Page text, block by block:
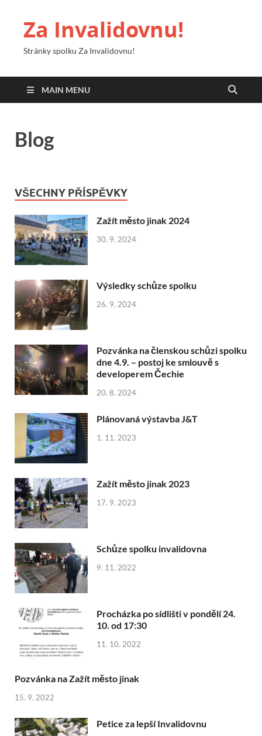
Za Invalidovnu!
Stránky spolku Za Invalidovnu!
MAIN MENU
Blog
VŠECHNY PŘÍSPĚVKY
Zažít město jinak 2024
30. 9. 2024
Výsledky schůze spolku
26. 9. 2024
Pozvánka na členskou schůzi spolku
dne 4.9. – postoj ke smlouvě s
developerem Čechie
20. 8. 2024
Plánovaná výstavba J&T
1. 11. 2023
Zažít město jinak 2023
17. 9. 2023
Schůze spolku invalidovna
9. 11. 2022
Procházka po sídlišti v pondělí 24.
10. od 17:30
11. 10. 2022
Pozvánka na Zažít město jinak
15. 9. 2022
Petice za lepší Invalidovnu